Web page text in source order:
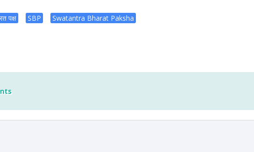
पक्ष SBP Swatantra Bharat Paksha
पक्ष - जाहीरनामा - VDO